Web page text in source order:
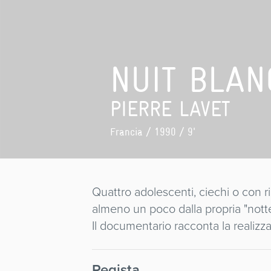
NUIT
PIERRE LAVET
Francia / 1990 / 9'
Quattro adolescenti, ciechi o con
almeno un poco dalla propria
Il documentario racconta la